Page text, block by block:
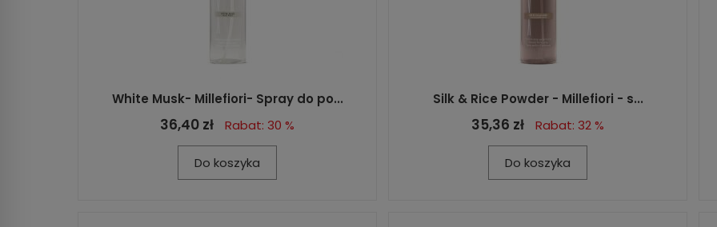
White Musk- Millefiori- Spray do po...
36,40 zł Rabat: 30 %
Do koszyka
Silk & Rice Powder - Millefiori - s...
35,36 zł Rabat: 32 %
Do koszyka